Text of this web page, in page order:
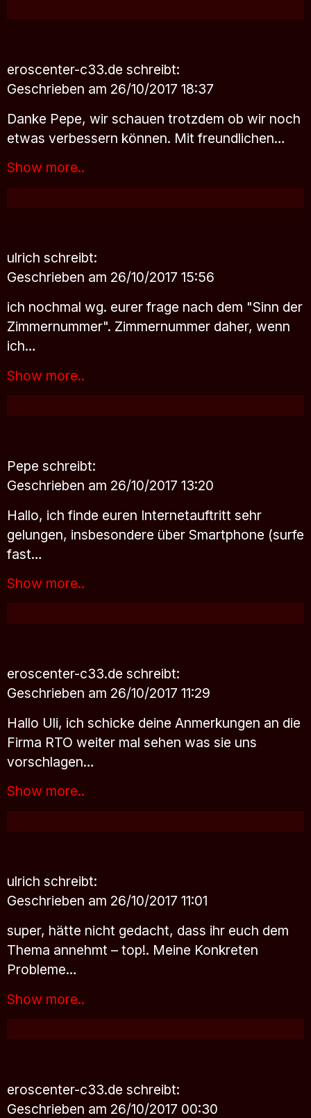
eroscenter-c33.de schreibt:
Geschrieben am 26/10/2017 18:37
Danke Pepe, wir schauen trotzdem ob wir noch
etwas verbessern können. Mit freundlichen…
Show more..
ulrich schreibt:
Geschrieben am 26/10/2017 15:56
ich nochmal wg. eurer frage nach dem "Sinn der
Zimmernummer". Zimmernummer daher, wenn
ich…
Show more..
Pepe schreibt:
Geschrieben am 26/10/2017 13:20
Hallo, ich finde euren Internetauftritt sehr
gelungen, insbesondere über Smartphone (surfe
fast…
Show more..
eroscenter-c33.de schreibt:
Geschrieben am 26/10/2017 11:29
Hallo Uli, ich schicke deine Anmerkungen an die
Firma RTO weiter mal sehen was sie uns
vorschlagen…
Show more..
ulrich schreibt:
Geschrieben am 26/10/2017 11:01
super, hätte nicht gedacht, dass ihr euch dem
Thema annehmt – top!. Meine Konkreten
Probleme…
Show more..
eroscenter-c33.de schreibt:
Geschrieben am 26/10/2017 00:30